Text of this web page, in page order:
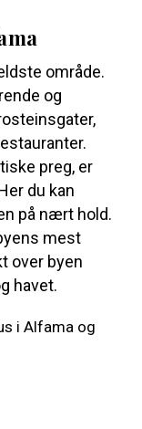
område.
og
preg, er
du kan
på nært hold.
mest
over byen
havet.